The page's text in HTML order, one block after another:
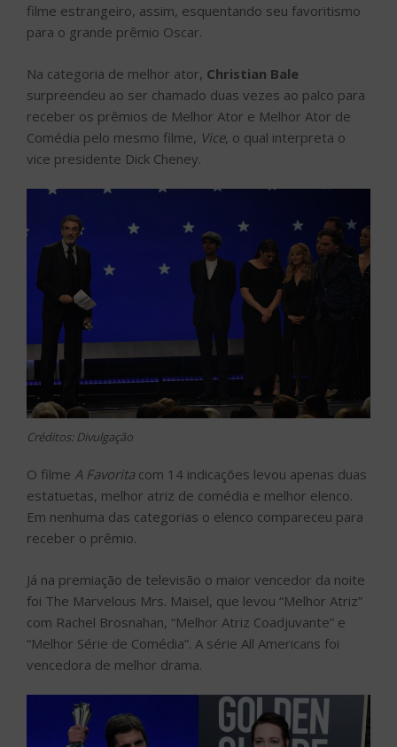
filme estrangeiro, assim, esquentando seu favoritismo
para o grande prêmio Oscar.
Na categoria de melhor ator, Christian Bale
surpreendeu ao ser chamado duas vezes ao palco para
receber os prêmios de Melhor Ator e Melhor Ator de
Comédia pelo mesmo filme, Vice, o qual interpreta o
vice presidente Dick Cheney.
Créditos: Divulgação
O filme A Favoritacom 14 indicações levou apenas duas
estatuetas, melhor atriz de comédia e melhor elenco.
Em nenhuma das categorias o elenco compareceu para
receber o prêmio.
Já na premiação de televisão o maior vencedor da noite
foi The Marvelous Mrs. Maisel, que levou “Melhor Atriz”
com Rachel Brosnahan, “Melhor Atriz Coadjuvante” e
“Melhor Série de Comédia”. A série All Americans foi
vencedora de melhor drama.